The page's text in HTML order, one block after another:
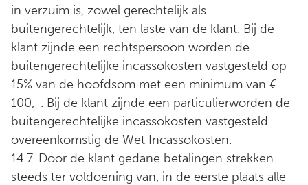
in verzuim is, zowel gerechtelijk als
buitengerechtelijk, ten laste van de klant. Bij de
klant zijnde een rechtspersoon worden de
buitengerechtelijke incassokosten vastgesteld op
15% van de hoofdsom met een minimum van €
100,-. Bij de klant zijnde een particulierworden de
buitengerechtelijke incassokosten vastgesteld
overeenkomstig de Wet Incassokosten.
14.7. Door de klant gedane betalingen strekken
steeds ter voldoening van, in de eerste plaats alle